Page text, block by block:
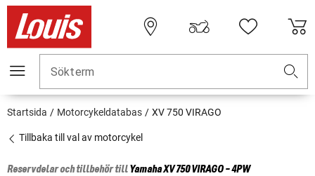
Sökterm
Startsida Motorcykeldatabas XV 750 VIRAGO
Tillbaka till val av motorcykel
Reservdelar och tillbehör tillYamahaXV 750 VIRAGO - 4PW